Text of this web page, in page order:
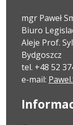
mgr Paweł
Biuro
Aleje Prof.
Bydgoszcz
tel. +48 52
e-mail: